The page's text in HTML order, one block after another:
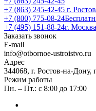
+7 (863) 245-42-45 г.
+7 (800) 775-08-24
+7 (495) 151-88-24г. Москва
Заказать звонок
E-mail
info@otbornoe-ustroistvo.ru
Адрес
344068, г. Ростов-на-
Режим работы
Пн. – Пт.: с 8:00 до 17:00